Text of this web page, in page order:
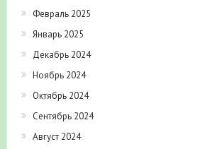
Февраль 2025
Январь 2025
Декабрь 2024
Ноябрь 2024
Октябрь 2024
Сентябрь 2024
Август 2024